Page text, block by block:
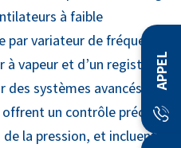
APPEL
à faible
variateur de fréquence,
à vapeur et d’un registre.
des systèmes avancés tels
offrent un contrôle précis
la pression, et incluent